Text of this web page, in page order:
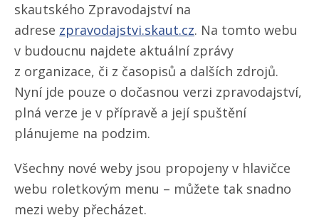
skautského Zpravodajství na
adrese zpravodajstvi.skaut.cz. Na tomto webu
v budoucnu najdete aktuální zprávy
z organizace, či z časopisů a dalších zdrojů.
Nyní jde pouze o dočasnou verzi zpravodajství,
plná verze je v přípravě a její spuštění
plánujeme na podzim.
Všechny nové weby jsou propojeny v hlavičce
webu roletkovým menu – můžete tak snadno
mezi weby přecházet.